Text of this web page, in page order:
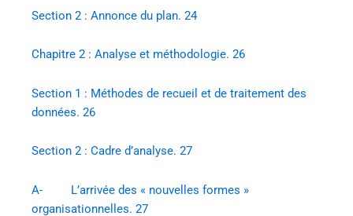
Section 2 : Annonce du plan. 24
Chapitre 2 : Analyse et méthodologie. 26
Section 1 : Méthodes de recueil et de traitement des
données. 26
Section 2 : Cadre d’analyse. 27
A- L’arrivée des « nouvelles formes »
organisationnelles. 27